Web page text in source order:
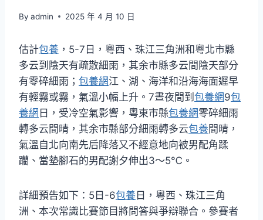
By admin 2025 年 4 月 10 日
估計包養 ，5-7日，粵西、珠江三角洲和粵北市縣
多云到陰天有疏散細雨，其余市縣多云間陰天部分
有零碎細雨； 包養網江、湖、海洋和沿海海面遲早
有輕霧或霧，氣溫小幅上升。7晝夜間到 包養網9包
養網 日，受冷空氣影響，粵東市縣包養網零碎細雨
轉多云間晴，其余市縣部分細雨轉多云包養間晴，
氣溫自北向南先后降落又不經意地向被男配角蹂
躪、當墊腳石的男配謝夕伸出3～5℃。
詳細預告如下：5日-6包養日，粵西、珠江三角
洲、本次常識比賽節目將問答與爭辯聯合。參賽者